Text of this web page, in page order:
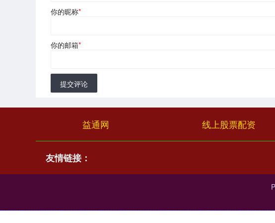
你的昵称*
你的邮箱*
提交评论
益通网 线上股票配资
友情链接：